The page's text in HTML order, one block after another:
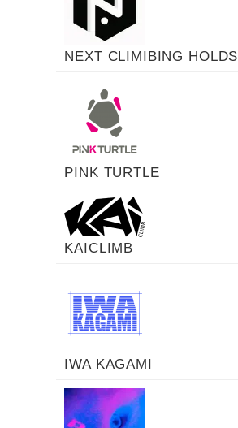
NEXT CLIMIBING HOLDS
PINK TURTLE
KAICLIMB
IWA KAGAMI